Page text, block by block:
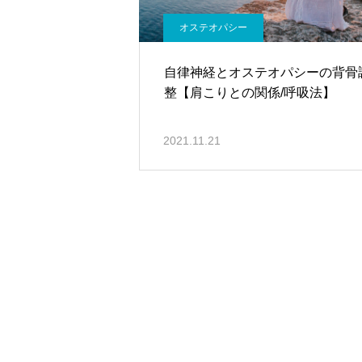
オステオパシー
自律神経とオステオパシーの背骨
整【肩こりとの関係/呼吸法】
2021.11.21